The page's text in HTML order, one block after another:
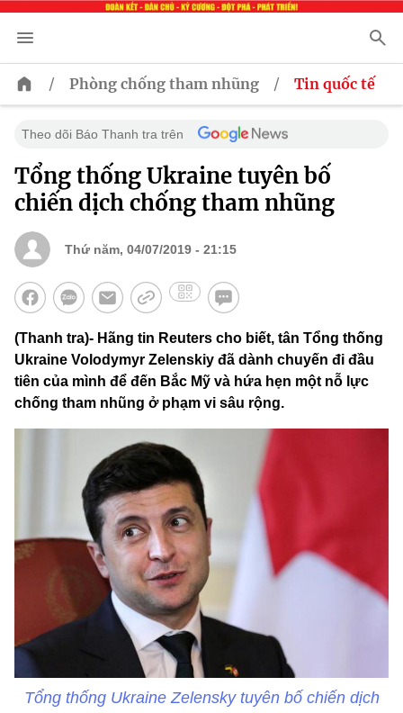
/ Phòng chống tham nhũng / Tin quốc tế
Theo dõi Báo Thanh tra trên
Tổng thống Ukraine tuyên bố
chiến dịch chống tham nhũng
Thứ năm, 04/07/2019 - 21:15
(Thanh tra)- Hãng tin Reuters cho biết, tân Tổng thống
Ukraine Volodymyr Zelenskiy đã dành chuyến đi đầu
tiên của mình để đến Bắc Mỹ và hứa hẹn một nỗ lực
chống tham nhũng ở phạm vi sâu rộng.
Tổng thống Ukraine Zelensky tuyên bố chiến dịch